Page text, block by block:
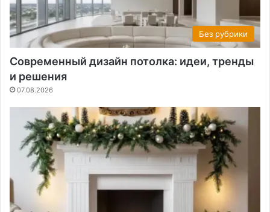
Без рубрики
Современный дизайн потолка: идеи, тренды
и решения
07.08.2026